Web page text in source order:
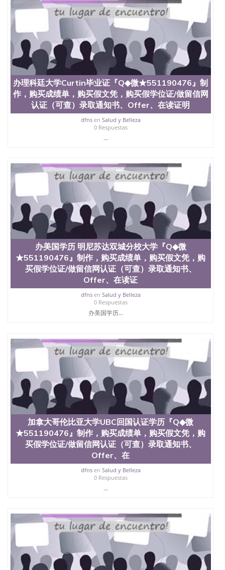
外文凭质量QQ微信551190476国外本科毕业证怎么办
理QQ微信551190476国外大学文凭真制作QQ微信
551190476办国外文凭可找工作QQ微信551190476国
外大学有毕业证QQ微信551190476办理国外毕业证价
格QQ微信551190476国外编号查询QQ微信551190476
办理国外文凭要交定金吗QQ微信551190476办国外可
查文凭QQ微信551190476网上购买真文凭可信吗QQ
微信551190476学士学位证书查询机构QQ微信
551190476 国外资格证书办理QQ微信551190476如何
办理学历认证QQ微信551190476海外文凭认证办理
QQ微信551190476 圣何塞州立大学（San Jose State
University, 又译为“圣荷西州立大学”）成立于1857
年，简称SJSU，是加州历史悠久的大学之一，也是美
西地区的公立大学之一。位于圣何塞市San Jose中
心，占地154公顷。它是一所位于加利福尼亚州的著
教育质量，被《福克斯》杂志评选为全美50强公立综
合性大学，每年有来自世界各地的成百上千的海外学
生前往求学。 至今，这是一所在世界上享有学术地
位、声誉、实习机会和影响力的高等教育机构，并获
誉为美国本科教育质量的核心代表。其计算机系与会
计系更是在当今美国大学教学排名中表现优异。其毕
业生大多可以在其所处地域的世界硅谷中心得到工作
机会。许多硅谷公司甚至在学生大三和大四的学期提
供许多相应科系的实习机会。无论是加州大学系统
(UC)，还是加州州立大学系统(CSU), 圣何塞州立大学
都占据着加州所有大学中的地理位置。 圣何塞州立大
学座落于硅谷(Silicon Valley), 于附近的旧金山-圣何塞
地区为全美的重要科技中心。约有学生三万人，超过
134种学士学科和65个硕士学科，并有来自世界60余
国的学生来此就读。其有名的科系如计算机科学，电
子工程学，工商管理学，艺术设计，和航空学等，深
二、办理流程： 1、收集客户办理信息； 2、客户付
定金下单； 3、公司确认到账转制作点做电子图；
4、电子图做好发给客户确认； 5、电子图确认好转成
品部做成品； 6、成品做好拍照或者视频确认再付余
款； 7、快递给客户（国内顺丰，国外DHL）。 三、
真实网上可查的证明材料 1、教育部学历学位认证，
留服真实存档可查，存档。 2、留学回国人员证明
（使馆认证），使馆网站真实存档可查。 3、留信网
真实可查认证办理，存档可查，终身受用。 四、办理
流程农业科学院、艺术与建筑学院、商学院、交流学
院、地球及物质科学院、教育学院、工程学院、健康
与人类发展学院、信息工程与科学学院、人文学院、
护理学院、科学学院等。学校的教育学院排名在全美
前十名，工学院排名在前十五名，且继续攀升中。纽
约大学为学生们提供本科、硕士及博士学位。学校的
专业课程包括：会计学、MBA、财务、教育、建筑工
制、历史、电气工程、生物工程、建筑设计、工商管
理、材料科学、机械工程、航天工程、土木工程、数
学、化学、英语、社会科学、心理学、戏剧、市场营
销、机械工程、计算机科学、物理学、人工智能、商
科、金融专业 1、客户提供相关材料，确定客户办理
信息，给出操作方案； 2、补充毕业证成绩单等相关
办理科廷大学Curtin毕业证『Q◆微★551190476』制
作，购买成绩单，购买假文凭，购买假学位证/做留信网
认证（可查）录取通知书、Offer、在读证明
dfnsen Salud y Belleza
0 Respuestas
...
办美国学历 明尼苏达双城分校大学『Q◆微
★551190476』制作，购买成绩单，购买假文凭，购
买假学位证/做留信网认证（可查）录取通知书、
Offer、在读证
dfnsen Salud y Belleza
0 Respuestas
办美国学历...
加拿大哥伦比亚大学UBC回国认证学历『Q◆微
★551190476』制作，购买成绩单，购买假文凭，购
买假学位证/做留信网认证（可查）录取通知书、
Offer、在
dfnsen Salud y Belleza
0 Respuestas
...